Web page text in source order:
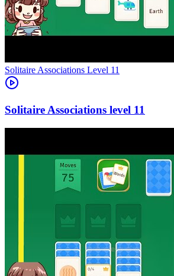
Level 11
11